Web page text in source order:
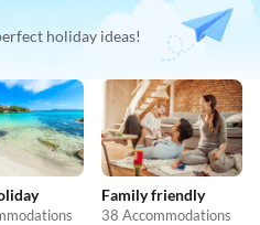
holiday ideas!
Family friendly
38 Accommodations